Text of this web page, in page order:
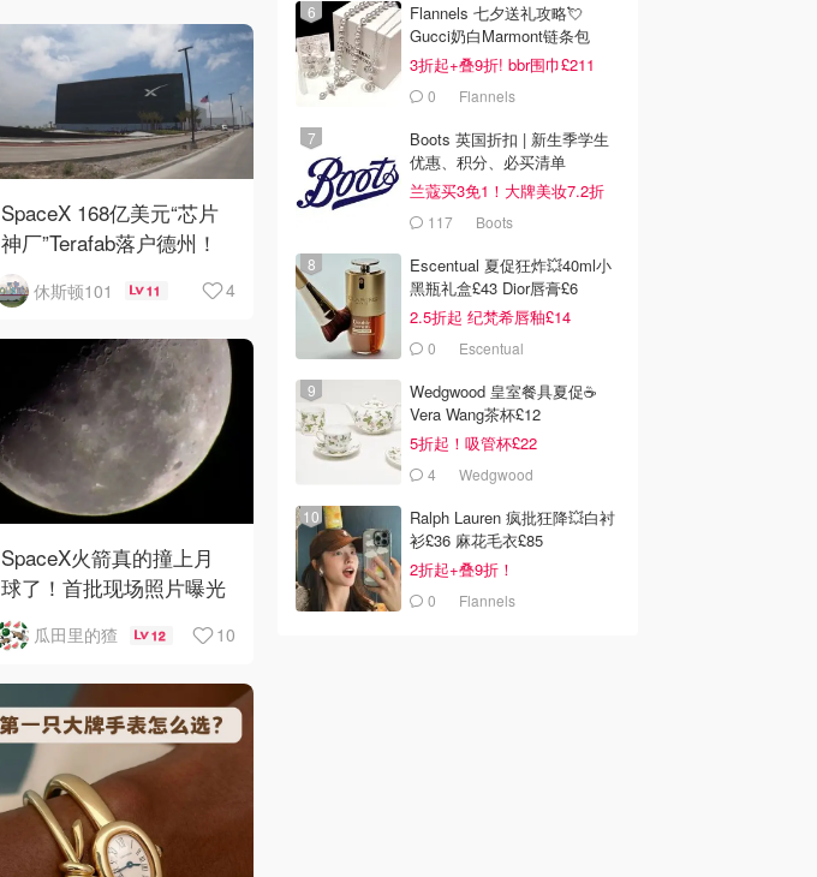
SpaceX 168亿美元“芯片
神厂”Terafab落户德州！
休斯顿101 11 4
SpaceX火箭真的撞上月
球了！首批现场照片曝光
瓜田里的猹 12 10
Flannels 七夕送礼攻略💘
Gucci奶白Marmont链条包
£719
3折起+叠9折! bbr围巾£211
0 Flannels
Boots 英国折扣 | 新生季学生
优惠、积分、必买清单
兰蔻买3免1！大牌美妆7.2折
117 Boots
Escentual 夏促狂炸💥40ml小
黑瓶礼盒£43 Dior唇膏£6
2.5折起 纪梵希唇釉£14
0 Escentual
Wedgwood 皇室餐具夏促☕️
Vera Wang茶杯£12
5折起！吸管杯£22
4 Wedgwood
Ralph Lauren 疯批狂降💥白衬
衫£36 麻花毛衣£85
2折起+叠9折！
0 Flannels